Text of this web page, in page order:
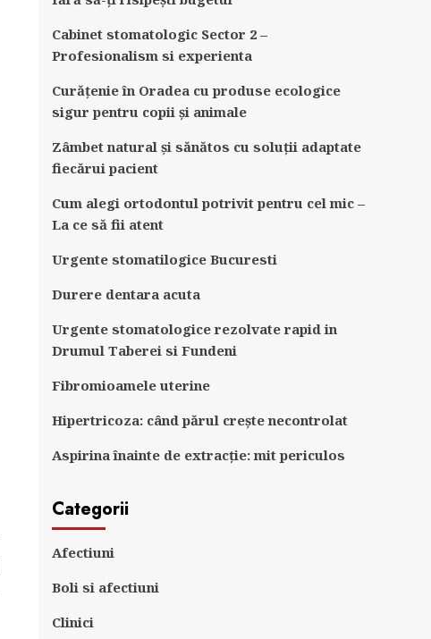
Cabinet stomatologic Sector 2 –
Profesionalism si experienta
Curățenie în Oradea cu produse ecologice
sigur pentru copii și animale
Zâmbet natural și sănătos cu soluții adaptate
fiecărui pacient
Cum alegi ortodontul potrivit pentru cel mic –
La ce să fii atent
Urgente stomatilogice Bucuresti
Durere dentara acuta
Urgente stomatologice rezolvate rapid in
Drumul Taberei si Fundeni
Fibromioamele uterine
Hipertricoza: când părul crește necontrolat
Aspirina înainte de extracție: mit periculos
Categorii
Afectiuni
Boli si afectiuni
Clinici